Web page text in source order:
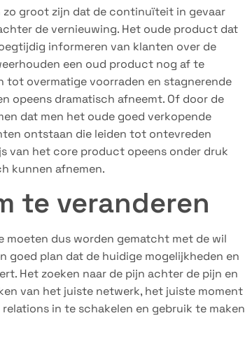
groot zijn dat de continuïteit in gevaar
de vernieuwing. Het oude product dat
informeren van klanten over de
een oud product nog af te
tot overmatige voorraden en stagnerende
opeens dramatisch afneemt. Of door de
dat men het oude goed verkopende
ontstaan die leiden tot ontevreden
van het core product opeens onder druk
kunnen afnemen.
te veranderen
moeten dus worden gematcht met de wil
goed plan dat de huidige mogelijkheden en
Het zoeken naar de pijn achter de pijn en
van het juiste netwerk, het juiste moment
in te schakelen en gebruik te maken